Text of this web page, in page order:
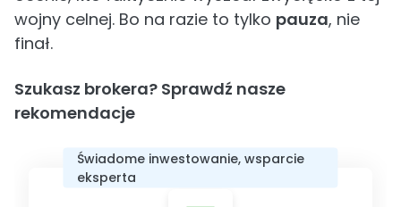
wojny celnej. Bo na razie to tylko pauza, nie
finał.
Szukasz brokera? Sprawdź nasze
rekomendacje
Świadome inwestowanie, wsparcie
eksperta